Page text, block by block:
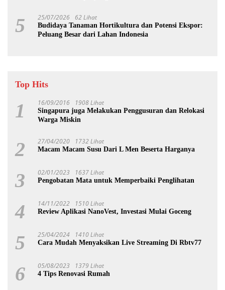
5 25/07/2026 62 Lihat
Budidaya Tanaman Hortikultura dan Potensi Ekspor:
Peluang Besar dari Lahan Indonesia
Top Hits
1 16/09/2016 1908 Lihat
Singapura juga Melakukan Penggusuran dan Relokasi
Warga Miskin
2 27/04/2020 1732 Lihat
Macam Macam Susu Dari L Men Beserta Harganya
3 02/01/2023 1637 Lihat
Pengobatan Mata untuk Memperbaiki Penglihatan
4 14/11/2022 1510 Lihat
Review Aplikasi NanoVest, Investasi Mulai Goceng
5 25/04/2024 1410 Lihat
Cara Mudah Menyaksikan Live Streaming Di Rbtv77
6 05/08/2023 1379 Lihat
4 Tips Renovasi Rumah